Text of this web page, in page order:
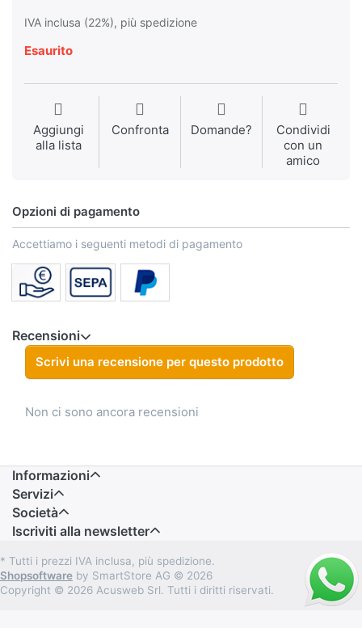
IVA inclusa (22%), più spedizione
Esaurito
Aggiungi
alla lista
Confronta Domande?
Condividi
con un
amico
Opzioni di pagamento
Accettiamo i seguenti metodi di pagamento
Recensioni
Scrivi una recensione per questo prodotto
Non ci sono ancora recensioni
Informazioni
Servizi
Società
Iscriviti alla newsletter
* Tutti i prezzi IVA inclusa, più spedizione.
Shopsoftware by SmartStore AG © 2026
Copyright © 2026 Acusweb Srl. Tutti i diritti riservati.